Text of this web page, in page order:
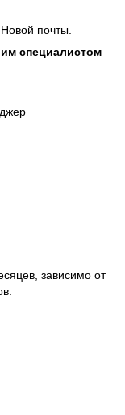
почты.
специалистом
зависимо от